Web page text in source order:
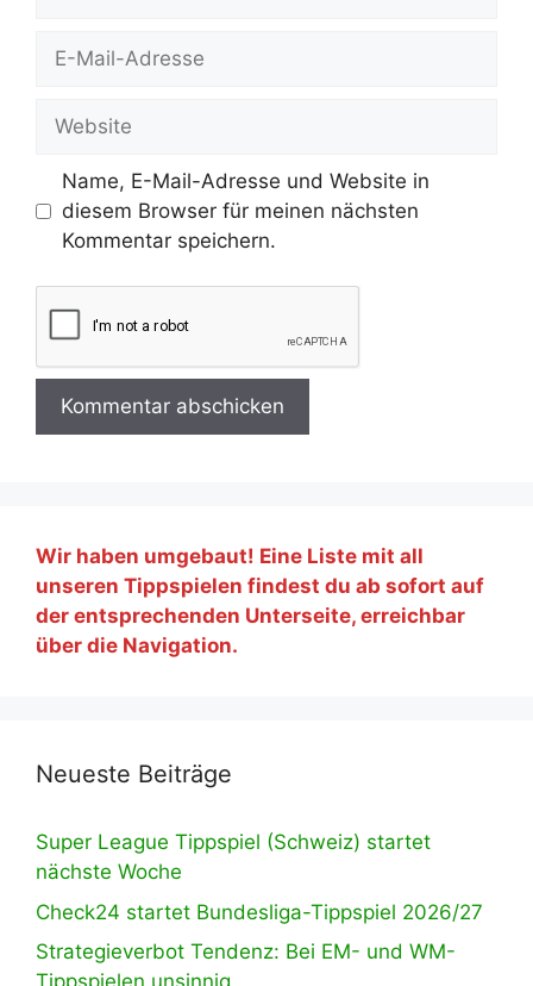
Mail-
Name, E-Mail-Adresse und Website in
diesem Browser für meinen nächsten
Kommentar speichern.
Wir haben umgebaut! Eine Liste mit all
unseren Tippspielen findest du ab sofort auf
der entsprechenden Unterseite, erreichbar
über die Navigation.
Neueste Beiträge
Super League Tippspiel (Schweiz) startet
nächste Woche
Check24 startet Bundesliga-Tippspiel 2026/27
Strategieverbot Tendenz: Bei EM- und WM-